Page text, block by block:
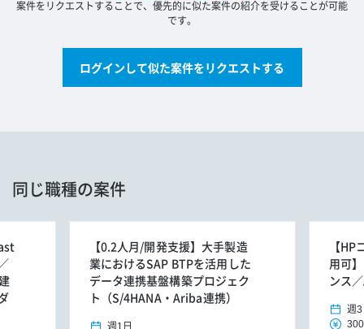
案件をリクエストすることで、優先的に似た案件の紹介を受けることが可能
です。
ログインして似た案件をリクエストする
同じ職種の案件
【0.2人月/開発支援】大手製造
業におけるSAP BTPを活用した
データ連携基盤構築プロジェク
ト（S/4HANA・Ariba連携）
週1日
【
用可
ンス
週3